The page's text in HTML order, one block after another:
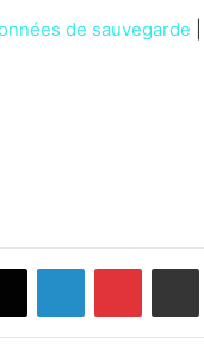
de sauvegarde
LinkedinPinterest